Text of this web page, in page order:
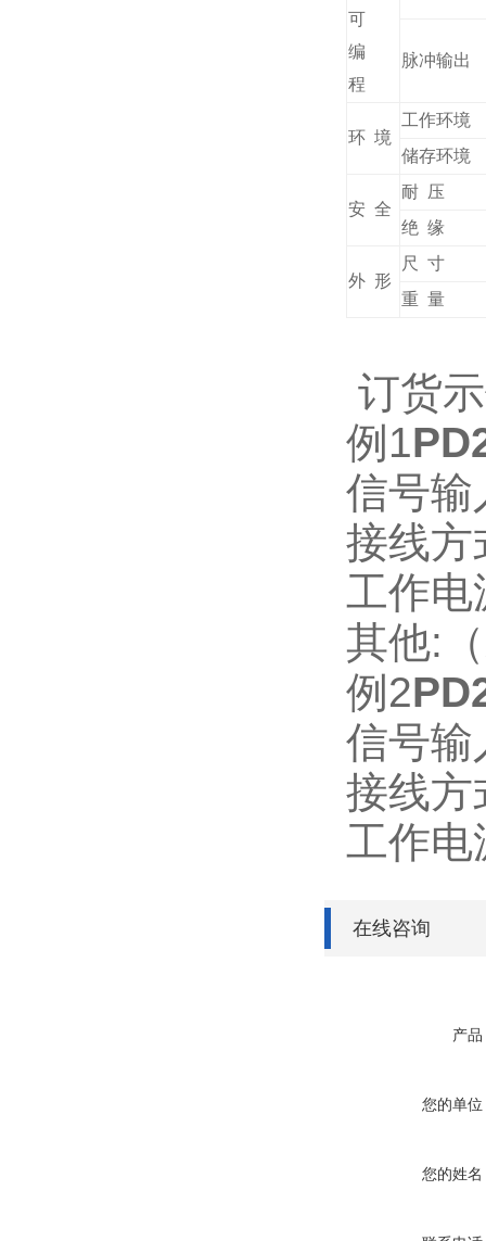
可
编
程
脉冲输出
环 境
工作环境
储存环境
安 全
耐 压
绝 缘
外 形
尺 寸
重 量
订货
例1
信号输
接线方
工作电
其他:
例2
信号输
接线方
工作电
在线咨询
产品
您的单位
您的姓名